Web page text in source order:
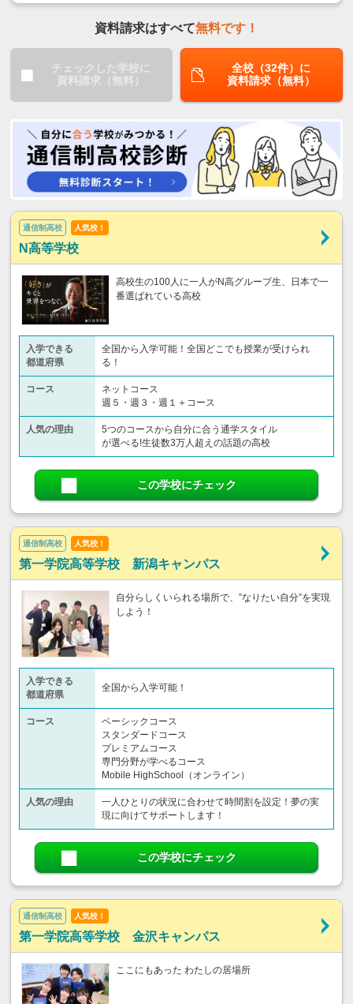
資料請求はすべて無料です！
チェックした学校に
資料請求（無料）
全校（32件）に
資料請求（無料）
通信制高校 人気校！
N高等学校
高校生の100人に一人がN高グループ生、日本で一
番選ばれている高校
入学できる
都道府県
全国から入学可能！全国どこでも授業が受けられ
る！
コース
ネットコース
週５・週３・週１＋コース
人気の理由
5つのコースから自分に合う通学スタイル
が選べる!生徒数3万人超えの話題の高校
この学校にチェック
通信制高校 人気校！
第一学院高等学校 新潟キャンパス
自分らしくいられる場所で、”なりたい自分”を実現
しよう！
入学できる
都道府県
全国から入学可能！
コース
ベーシックコース
スタンダードコース
プレミアムコース
専門分野が学べるコース
Mobile HighSchool（オンライン）
人気の理由
一人ひとりの状況に合わせて時間割を設定！夢の実
現に向けてサポートします！
この学校にチェック
通信制高校 人気校！
第一学院高等学校 金沢キャンパス
ここにもあった わたしの居場所